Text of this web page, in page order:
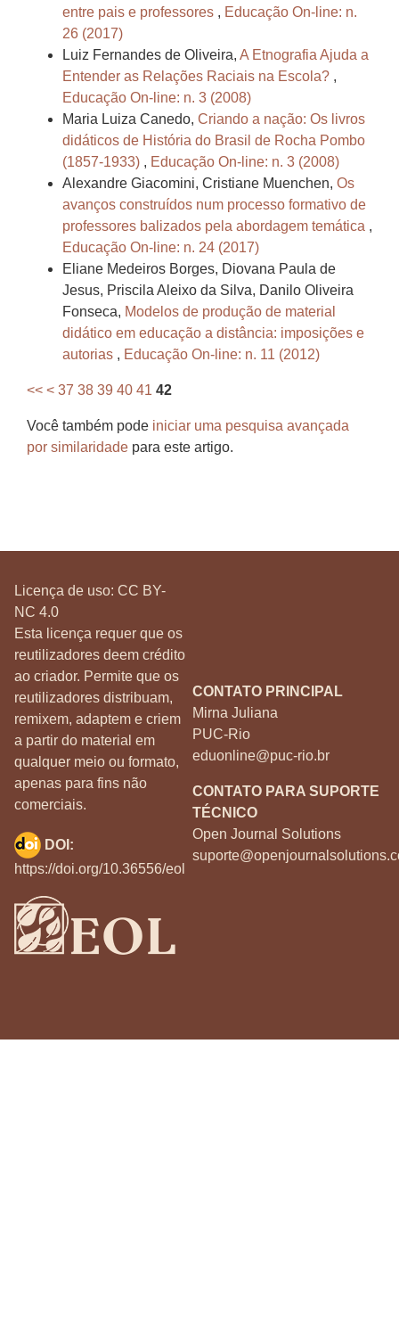
entre pais e professores , Educação On-line: n.
26 (2017)
Luiz Fernandes de Oliveira, A Etnografia Ajuda a
Entender as Relações Raciais na Escola? ,
Educação On-line: n. 3 (2008)
Maria Luiza Canedo, Criando a nação: Os livros
didáticos de História do Brasil de Rocha Pombo
(1857-1933) , Educação On-line: n. 3 (2008)
Alexandre Giacomini, Cristiane Muenchen, Os
avanços construídos num processo formativo de
professores balizados pela abordagem temática ,
Educação On-line: n. 24 (2017)
Eliane Medeiros Borges, Diovana Paula de
Jesus, Priscila Aleixo da Silva, Danilo Oliveira
Fonseca, Modelos de produção de material
didático em educação a distância: imposições e
autorias , Educação On-line: n. 11 (2012)
<< < 37 38 39 40 41 42
Você também pode iniciar uma pesquisa avançada
por similaridade para este artigo.
Licença de uso: CC BY-
NC 4.0
Esta licença requer que os
reutilizadores deem crédito
ao criador. Permite que os
reutilizadores distribuam,
remixem, adaptem e criem
a partir do material em
qualquer meio ou formato,
apenas para fins não
comerciais.
CONTATO PRINCIPAL
Mirna Juliana
PUC-Rio
eduonline@puc-rio.br
CONTATO PARA SUPORTE
TÉCNICO
Open Journal Solutions
DOI:
https://doi.org/10.36556/eol